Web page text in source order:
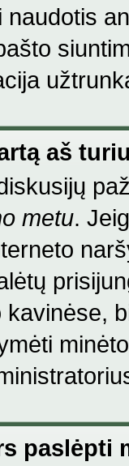
aš
metu.
paslėpti